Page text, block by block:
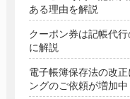
ある理由を解説
クーポン券は記帳代
に解説
電子帳簿保存法の改
ングのご依頼が増加中